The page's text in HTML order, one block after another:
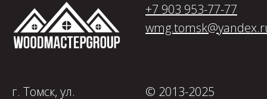
+7 903 953-77-77
г. Томск, ул. © 2013-2025